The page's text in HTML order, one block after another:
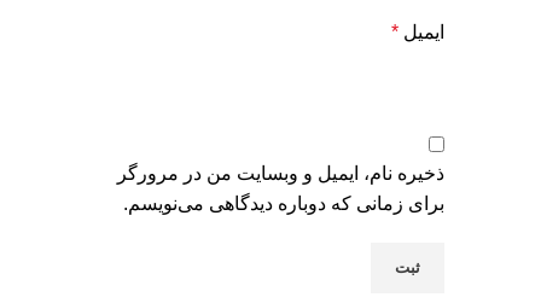
ایمیل *
ذخیره نام، ایمیل و وبسایت من در مرورگر
برای زمانی که دوباره دیدگاهی می‌نویسم.